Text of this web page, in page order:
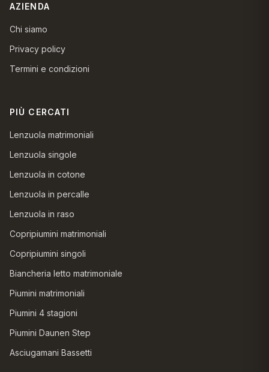
AZIENDA
Chi siamo
Privacy policy
Termini e condizioni
PIÙ CERCATI
Lenzuola matrimoniali
Lenzuola singole
Lenzuola in cotone
Lenzuola in percalle
Lenzuola in raso
Copripiumini matrimoniali
Copripiumini singoli
Biancheria letto matrimoniale
Piumini matrimoniali
Piumini 4 stagioni
Piumini Daunen Step
Asciugamani Bassetti